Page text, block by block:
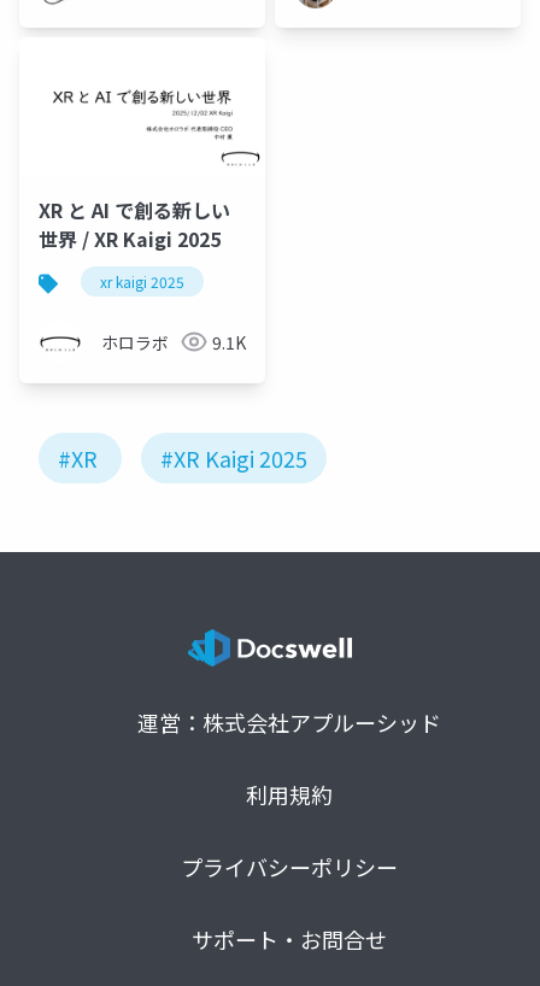
XR と AI で創る新しい
世界 / XR Kaigi 2025
xr kaigi 2025
ホロラボ 9.1K
#XR #XR Kaigi 2025
運営：株式会社アプルーシッド
利用規約
プライバシーポリシー
サポート・お問合せ